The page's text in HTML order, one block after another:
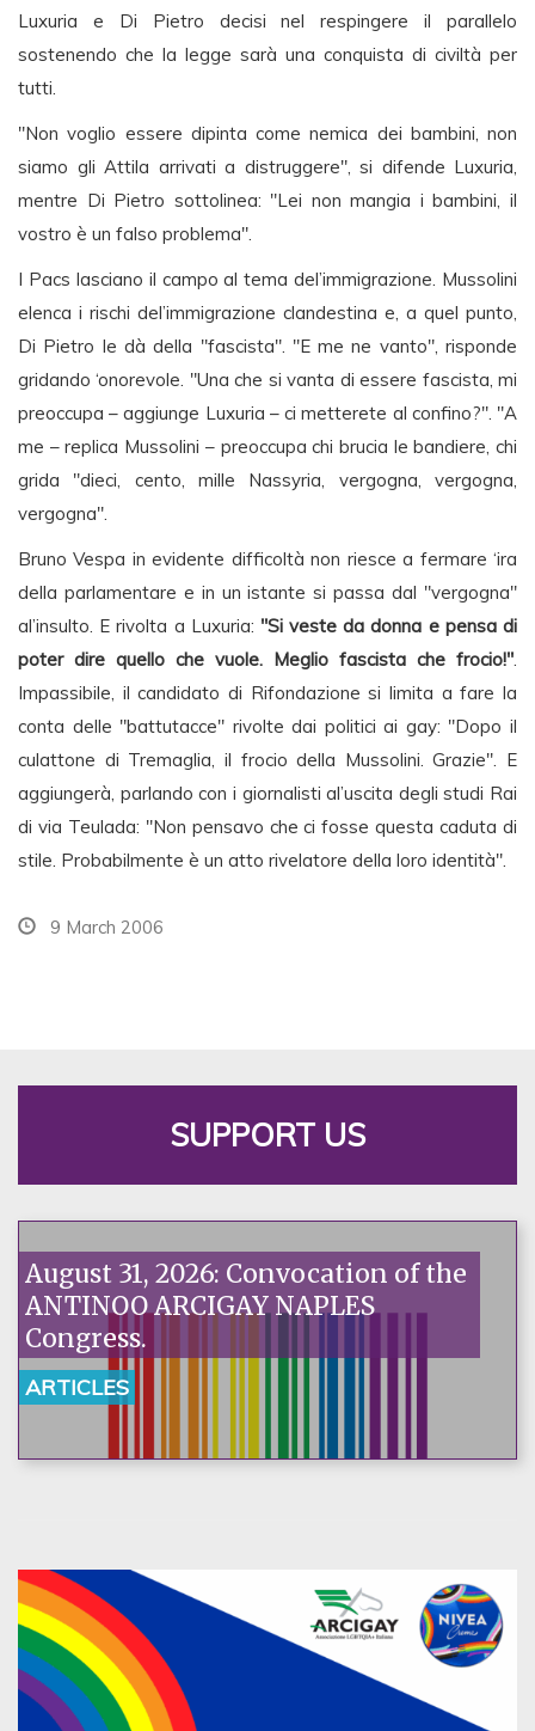
Luxuria e Di Pietro decisi nel respingere il parallelo
sostenendo che la legge sarà una conquista di civiltà per
tutti.
"Non voglio essere dipinta come nemica dei bambini, non
siamo gli Attila arrivati a distruggere", si difende Luxuria,
mentre Di Pietro sottolinea: "Lei non mangia i bambini, il
vostro è un falso problema".
I Pacs lasciano il campo al tema del’immigrazione. Mussolini
elenca i rischi del’immigrazione clandestina e, a quel punto,
Di Pietro le dà della "fascista". "E me ne vanto", risponde
gridando ‘onorevole. "Una che si vanta di essere fascista, mi
preoccupa – aggiunge Luxuria – ci metterete al confino?". "A
me – replica Mussolini – preoccupa chi brucia le bandiere, chi
grida "dieci, cento, mille Nassyria, vergogna, vergogna,
vergogna".
Bruno Vespa in evidente difficoltà non riesce a fermare ‘ira
della parlamentare e in un istante si passa dal "vergogna"
al’insulto. E rivolta a Luxuria: "Si veste da donna e pensa di
poter dire quello che vuole. Meglio fascista che frocio!".
Impassibile, il candidato di Rifondazione si limita a fare la
conta delle "battutacce" rivolte dai politici ai gay: "Dopo il
culattone di Tremaglia, il frocio della Mussolini. Grazie". E
aggiungerà, parlando con i giornalisti al’uscita degli studi Rai
di via Teulada: "Non pensavo che ci fosse questa caduta di
stile. Probabilmente è un atto rivelatore della loro identità".
9 March 2006
SUPPORT US
August 31, 2026: Convocation of the
ANTINOO ARCIGAY NAPLES
Congress.
ARTICLES